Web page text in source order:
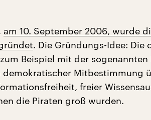
am 10. September 2006, wurde
. Die Gründungs-Idee: Die
Beispiel mit der sogenannten
demokratischer Mitbestimmung
freier
die Piraten groß wurden.